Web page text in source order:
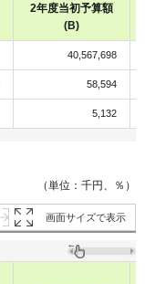
2年度当初予算額
(B)
40,567,698
58,594
5,132
（単位：千円、％）
画面サイズで表示